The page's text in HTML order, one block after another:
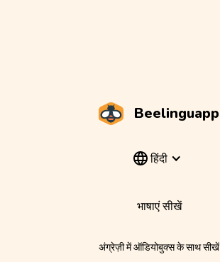
Beelinguapp
हिंदी
भाषाएं सीखें
अंग्रेज़ी में ऑडियोबुक्स के साथ सीखें